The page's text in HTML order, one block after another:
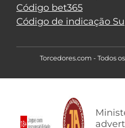
Código bet365
Código de indicação
Torcedores.com - Todos